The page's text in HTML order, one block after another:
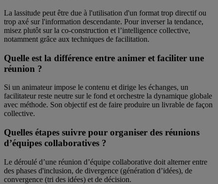
La lassitude peut être due à l'utilisation d'un format trop directif ou
trop axé sur l'information descendante. Pour inverser la tendance,
misez plutôt sur la co-construction et l’intelligence collective,
notamment grâce aux techniques de facilitation.
Quelle est la différence entre animer et faciliter une
réunion ?
Si un animateur impose le contenu et dirige les échanges, un
facilitateur reste neutre sur le fond et orchestre la dynamique globale
avec méthode. Son objectif est de faire produire un livrable de façon
collective.
Quelles étapes suivre pour organiser des réunions
d’équipes collaboratives ?
Le déroulé d’une réunion d’équipe collaborative doit alterner entre
des phases d'inclusion, de divergence (génération d’idées), de
convergence (tri des idées) et de décision.